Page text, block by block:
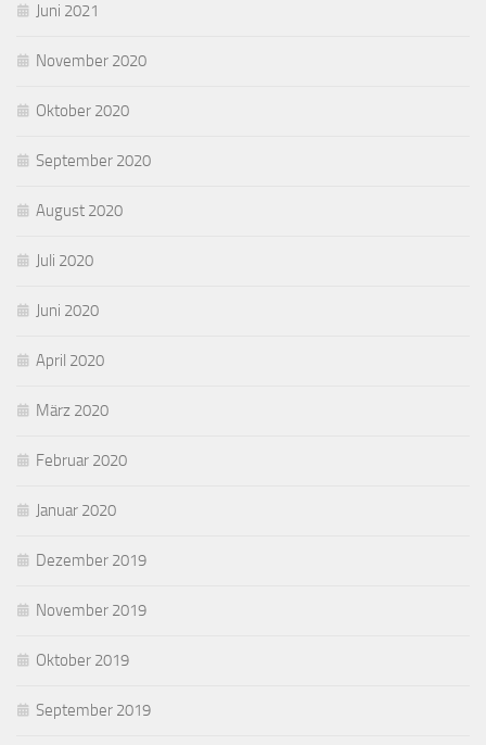
Juni 2021
November 2020
Oktober 2020
September 2020
August 2020
Juli 2020
Juni 2020
April 2020
März 2020
Februar 2020
Januar 2020
Dezember 2019
November 2019
Oktober 2019
September 2019